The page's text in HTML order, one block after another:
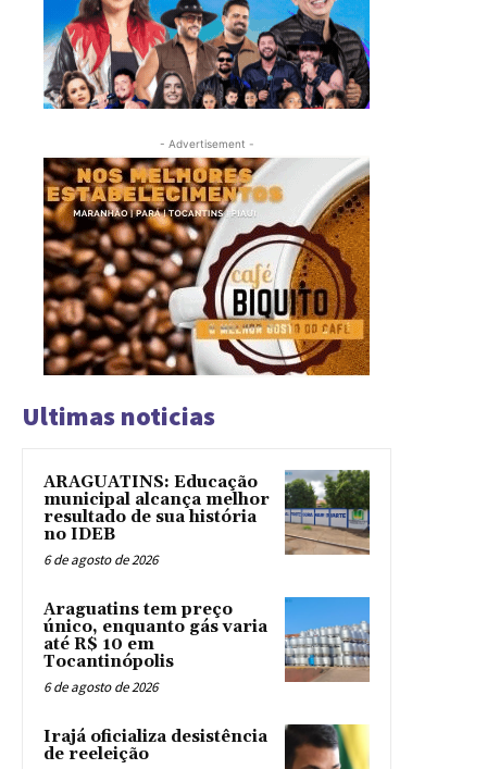
- Advertisement -
Ultimas noticias
ARAGUATINS: Educação
municipal alcança melhor
resultado de sua história
no IDEB
6 de agosto de 2026
Araguatins tem preço
único, enquanto gás varia
até R$ 10 em
Tocantinópolis
6 de agosto de 2026
Irajá oficializa desistência
de reeleição